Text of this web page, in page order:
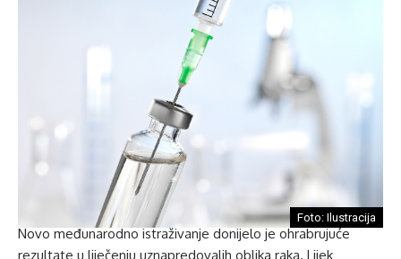
Foto: Ilustracija
Novo međunarodno istraživanje donijelo je ohrabrujuće
rezultate u liječenju uznapredovalih oblika raka. Lijek